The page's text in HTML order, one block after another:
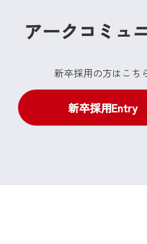
アークコミュ
新卒採用の方はこち
新卒採用Entry